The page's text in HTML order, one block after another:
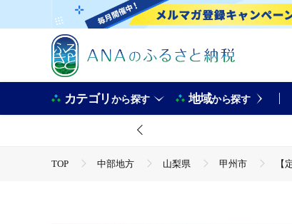
カテゴリから探す 地域から探す
TOP 中部地方 山梨県 甲州市 【